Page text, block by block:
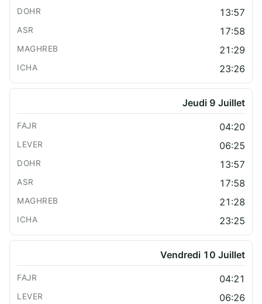
13:57
17:58
21:29
23:26
Jeudi 9 Juillet
04:20
06:25
13:57
17:58
21:28
23:25
Vendredi 10 Juillet
04:21
06:26